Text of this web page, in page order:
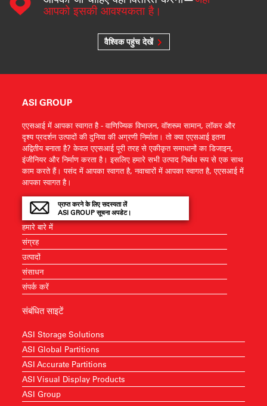
आपको इसकी आवश्यकता है।
वैश्विक पहुंच देखें
ASI GROUP
एएसआई में आपका स्वागत है - वाणिज्यिक विभाजन, वॉशरूम सामान, लॉकर और
दृश्य प्रदर्शन उत्पादों की दुनिया की अग्रणी निर्माता। तो क्या एएसआई इतना
अद्वितीय बनाता है? केवल एएसआई पूरी तरह से एकीकृत समाधानों का डिजाइन,
इंजीनियर और निर्माण करता है। इसलिए हमारे सभी उत्पाद निर्बाध रूप से एक साथ
काम करते हैं। पसंद में आपका स्वागत है, नवाचारों में आपका स्वागत है, एएसआई में
आपका स्वागत है।
प्राप्त करने के लिए सदस्यता लें
ASI GROUP सूचना अपडेट।
हमारे बारे में
संग्रह
उत्पादों
संसाधन
संपर्क करें
संबंधित साइटें
ASI Storage Solutions
ASI Global Partitions
ASI Accurate Partitions
ASI Visual Display Products
ASI Group